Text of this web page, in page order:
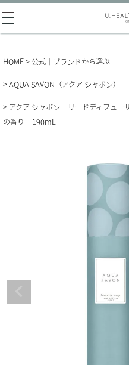
HOME 公式｜ブランドから選ぶ
AQUA SAVON（アクア シャボン）
アクア シャボン リードディフュ
の香り 190mL